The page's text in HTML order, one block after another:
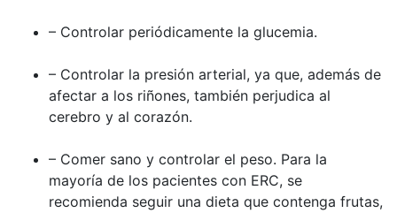
– Controlar periódicamente la glucemia.
– Controlar la presión arterial, ya que, además de
afectar a los riñones, también perjudica al
cerebro y al corazón.
– Comer sano y controlar el peso. Para la
mayoría de los pacientes con ERC, se
recomienda seguir una dieta que contenga frutas,